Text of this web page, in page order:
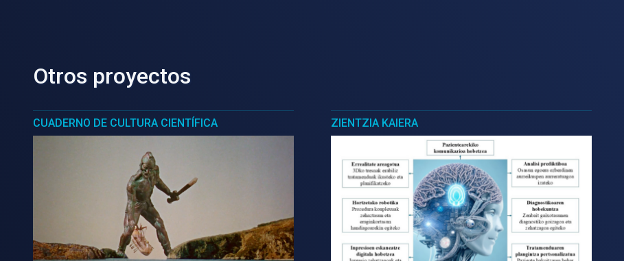
Otros proyectos
CUADERNO DE CULTURA CIENTÍFICA ZIENTZIA KAIERA